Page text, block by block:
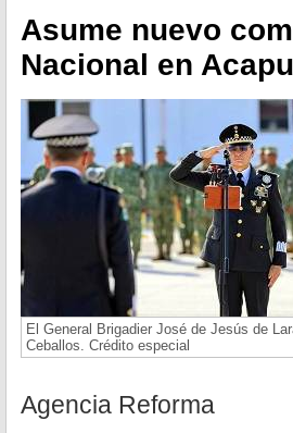
Asume nuevo
Nacional en
El General Brigadier José de Jesús de
Ceballos. Crédito especial
Agencia Reforma